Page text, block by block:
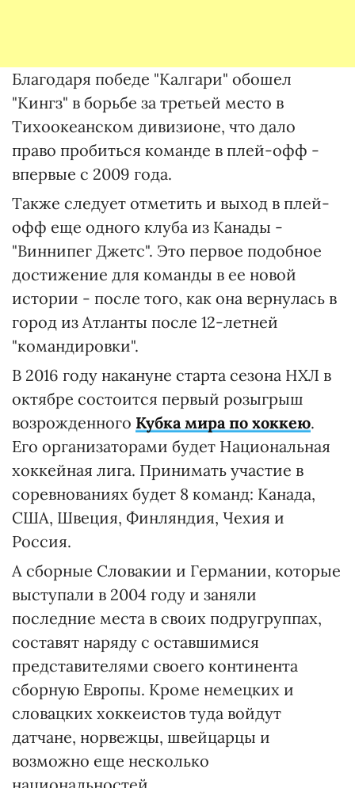
Благодаря победе "Калгари" обошел
"Кингз" в борьбе за третьей место в
Тихоокеанском дивизионе, что дало
право пробиться команде в плей-офф -
впервые с 2009 года.
Также следует отметить и выход в плей-
офф еще одного клуба из Канады -
"Виннипег Джетс". Это первое подобное
достижение для команды в ее новой
истории - после того, как она вернулась в
город из Атланты после 12-летней
"командировки".
В 2016 году накануне старта сезона НХЛ в
октябре состоится первый розыгрыш
возрожденного Кубка мира по хоккею.
Его организаторами будет Национальная
хоккейная лига. Принимать участие в
соревнованиях будет 8 команд: Канада,
США, Швеция, Финляндия, Чехия и
Россия.
А сборные Словакии и Германии, которые
выступали в 2004 году и заняли
последние места в своих подругруппах,
составят наряду с оставшимися
представителями своего континента
сборную Европы. Кроме немецких и
словацких хоккеистов туда войдут
датчане, норвежцы, швейцарцы и
возможно еще несколько